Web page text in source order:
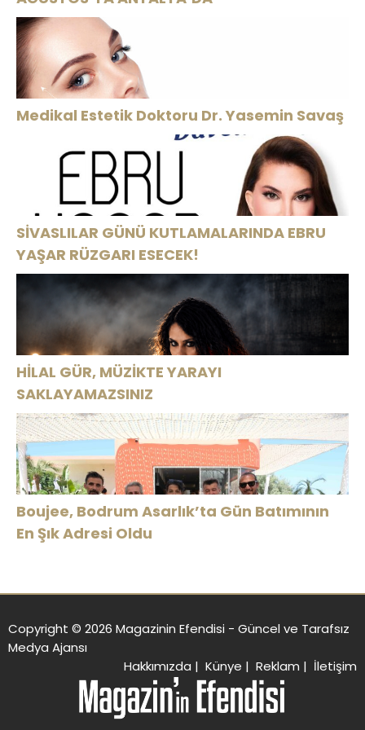
Medikal Estetik Doktoru Dr. Yasemin Savaş
SİVASLILAR GÜNÜ KUTLAMALARINDA EBRU
YAŞAR RÜZGARI ESECEK!
HİLAL GÜR, MÜZİKTE YARAYI
SAKLAYAMAZSINIZ
Boujee, Bodrum Asarlık’ta Gün Batımının
En Şık Adresi Oldu
Copyright © 2026 Magazinin Efendisi - Güncel ve Tarafsız
Medya Ajansı
Hakkımızda | Künye | Reklam | İletişim